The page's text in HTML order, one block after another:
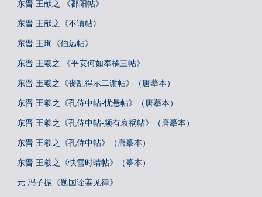
东晋 王献之 《鄱阳帖》
东晋 王献之《不谓帖》
东晋 王珣《伯远帖》
东晋 王羲之 《平安何如奉橘三帖》
东晋 王羲之《丧乱得示二谢帖》（唐摹本）
东晋 王羲之《孔侍中帖-忧悬帖》（唐摹本）
东晋 王羲之《孔侍中帖-频有哀祸帖》（唐摹本）
东晋 王羲之《孔侍中帖》（唐摹本）
东晋 王羲之《快雪时晴帖》（摹本）
元 冯子振《题国诠善见律》